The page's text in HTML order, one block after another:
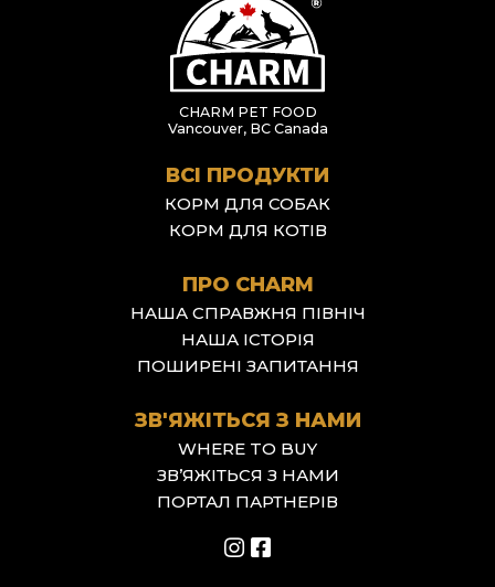
CHARM PET FOOD
Vancouver, BC Canada
ВСІ ПРОДУКТИ
КОРМ ДЛЯ СОБАК
КОРМ ДЛЯ КОТІВ
ПРО CHARM
НАША СПРАВЖНЯ ПІВНІЧ
НАША ІСТОРІЯ
ПОШИРЕНІ ЗАПИТАННЯ
ЗВ'ЯЖІТЬСЯ З НАМИ
WHERE TO BUY
ЗВ’ЯЖІТЬСЯ З НАМИ
ПОРТАЛ ПАРТНЕРІВ